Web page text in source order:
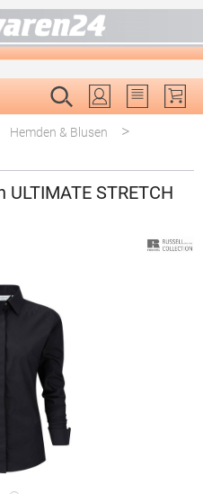
Du hast 0
Hemden & Blusen >
STRETCH